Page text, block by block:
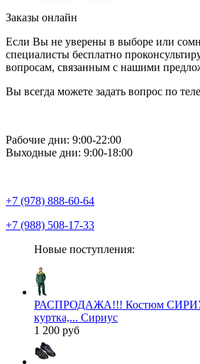
Заказы онлайн
Если Вы не уверены в выборе или
специалисты бесплатно
вопросам, связанным с нашими
Вы всегда можете задать вопрос по
Рабочие дни: 9:00-22:00
Выходные дни: 9:00-18:00
+7 (978) 888-60-64
+7 (988) 508-17-33
Новые поступления:
РАСПРОДАЖА!!! Костюм
куртка,... Сириус
1 200 руб